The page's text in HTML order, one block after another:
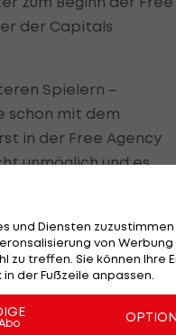
der Capitals
Spielern –
schon mit dem
in der Free Agency
unmöglich und es
Agents
nehmen, es sollten
und Diensten
von
zu treffen. Sie können Ihre
der Fußzeile anpassen.